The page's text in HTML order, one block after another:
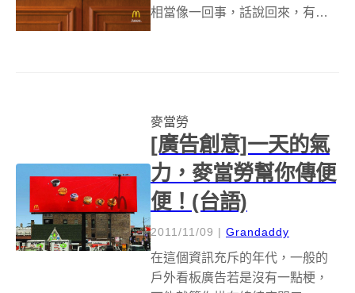
相當像一回事，話說回來，有不
少人都很喜歡吃麥當勞，自從晚
人生阿！ 而麥當...
麥當勞
[廣告創意]一天的氣
力，麥當勞幫你傳便
便！(台語)
2011/11/09 | Grandaddy
在這個資訊充斥的年代，一般的
戶外看板廣告若是沒有一點梗，